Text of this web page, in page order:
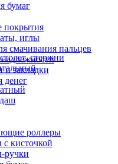
бумаг
покрытия
иглы
смачивания пальцев
и закладки
денег
стержни
роллеры
кисточкой
ручки